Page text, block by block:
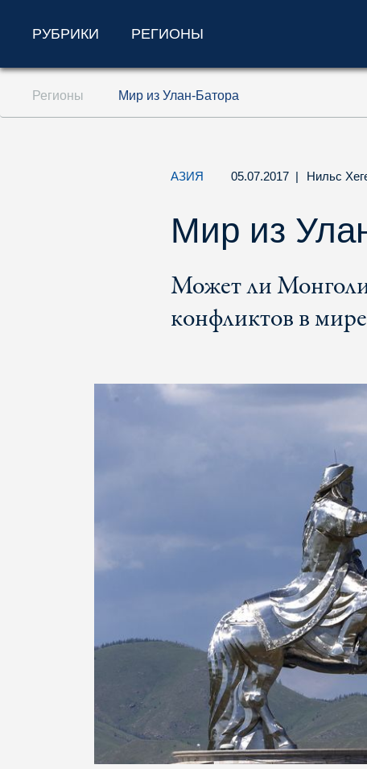
Перейти к содержанию (ключ доступа '1')
Перейти к поиску (ключ доступа '2')
РУБРИКИ РЕГИОНЫ
Регионы Мир из Улан-Батора
АЗИЯ 05.07.2017 | Нильс
Мир из
Может ли
конфликтов в